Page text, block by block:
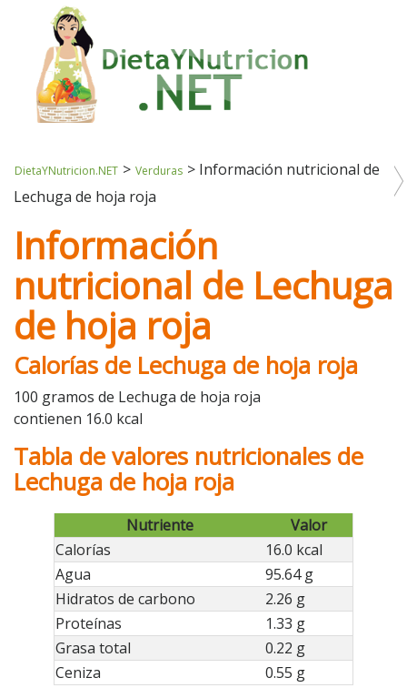
DietaYNutricion.NET > Verduras > Información nutricional de
Lechuga de hoja roja
Información
nutricional de Lechuga
de hoja roja
Calorías de Lechuga de hoja roja
100 gramos de Lechuga de hoja roja
contienen 16.0 kcal
Tabla de valores nutricionales de
Lechuga de hoja roja
Nutriente
Valor
Calorías
16.0 kcal
Agua
95.64 g
Hidratos de carbono
2.26 g
Proteínas
1.33 g
Grasa total
0.22 g
Ceniza
0.55 g